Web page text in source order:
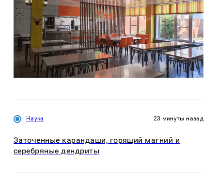
Наука 23 минуты назад
Заточенные карандаши, горящий магний и
серебряные дендриты